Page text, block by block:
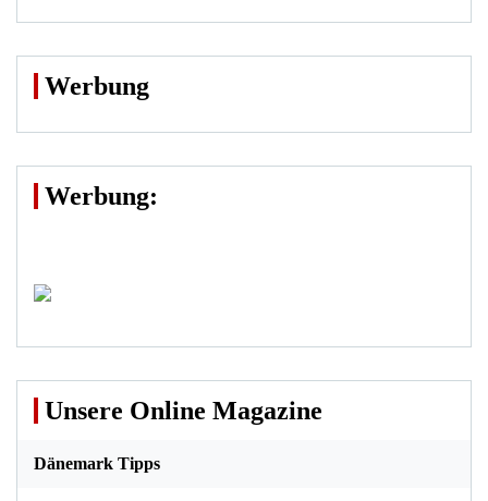
Werbung
Werbung:
Unsere Online Magazine
Dänemark Tipps